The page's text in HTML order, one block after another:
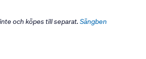
och köpes till separat. Sängben